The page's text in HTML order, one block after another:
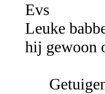
Evs
Leuke
hij gewoon